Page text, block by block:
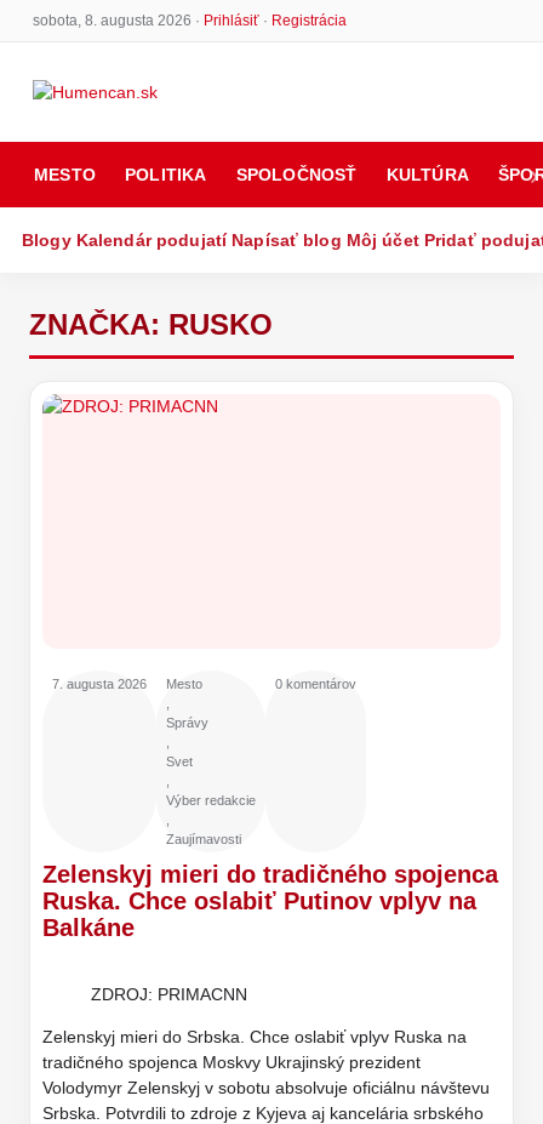
sobota, 8. augusta 2026 · Prihlásiť· Registrácia
MESTO POLITIKA SPOLOČNOSŤ KULTÚRA
Blogy Kalendár podujatí Napísať blog Môj účet Pridať
ZNAČKA: RUSKO
7. augusta 2026
Mesto
Správy
Svet
Výber redakcie
Zaujímavosti
0 komentárov
Zelenskyj mieri do tradičného spojenca
Ruska. Chce oslabiť Putinov vplyv na
Balkáne
ZDROJ: PRIMACNN
Zelenskyj mieri do Srbska. Chce oslabiť vplyv Ruska na
tradičného spojenca Moskvy Ukrajinský prezident
Volodymyr Zelenskyj v sobotu absolvuje oficiálnu návštevu
Srbska. Potvrdili to zdroje z Kyjeva aj kancelária srbského